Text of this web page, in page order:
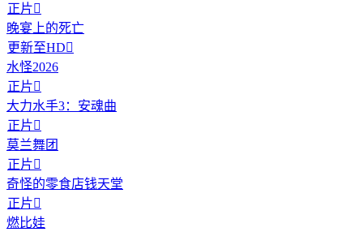
正片
晚宴上的死亡
更新至HD
水怪2026
正片
大力水手3：安魂曲
正片
莫兰舞团
正片
奇怪的零食店钱天堂
正片
燃比娃